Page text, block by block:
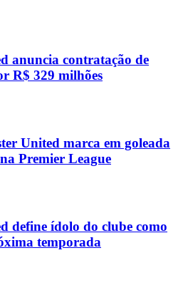
anuncia contratação de
R$ 329 milhões
United marca em goleada
Premier League
define ídolo do clube como
temporada